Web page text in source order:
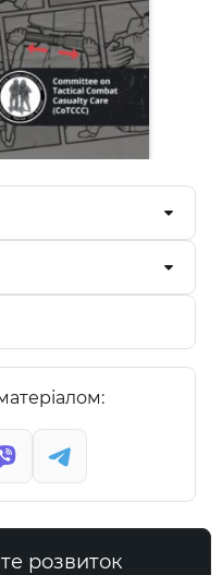
розвиток